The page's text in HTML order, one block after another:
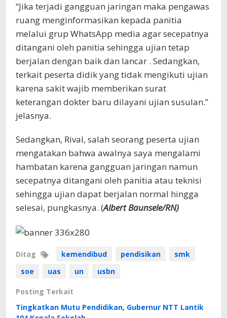
“Jika terjadi gangguan jaringan maka pengawas
ruang menginformasikan kepada panitia
melalui grup WhatsApp media agar secepatnya
ditangani oleh panitia sehingga ujian tetap
berjalan dengan baik dan lancar . Sedangkan,
terkait peserta didik yang tidak mengikuti ujian
karena sakit wajib memberikan surat
keterangan dokter baru dilayani ujian susulan.”
jelasnya.
Sedangkan, Rival, salah seorang peserta ujian
mengatakan bahwa awalnya saya mengalami
hambatan karena gangguan jaringan namun
secepatnya ditangani oleh panitia atau teknisi
sehingga ujian dapat berjalan normal hingga
selesai, pungkasnya. (Albert Baunsele/RN)
Ditag kemendibud pendisikan
smk
soe
uas un usbn
Posting Terkait
Tingkatkan Mutu Pendidikan, Gubernur NTT Lantik